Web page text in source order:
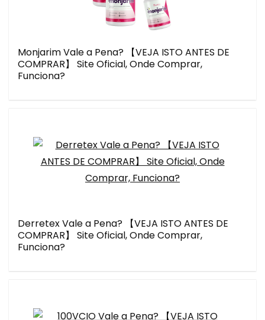
Monjarim Vale a Pena? 【VEJA ISTO ANTES DE
COMPRAR】 Site Oficial, Onde Comprar,
Funciona?
Derretex Vale a Pena? 【VEJA ISTO ANTES DE
COMPRAR】 Site Oficial, Onde Comprar,
Funciona?